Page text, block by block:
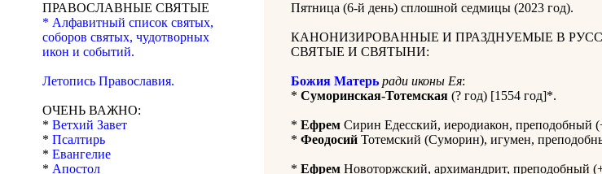
ПРАВОСЛАВНЫЕ СВЯТЫЕ
* Алфавитный список святых,
соборов святых, чудотворных
икон и событий.
Летопись Православия.
ОЧЕНЬ ВАЖНО:
* Ветхий Завет
* Псалтирь
* Евангелие
* Апостол
Пятница (6-й день) сплошной седмицы (2023 год).
КАНОНИЗИРОВАННЫЕ И ПРАЗДНУЕМЫЕ В
СВЯТЫЕ И СВЯТЫНИ:
Божия Матерь ради иконы Ея:
* Суморинская-Тотемская (? год) [1554 год]*.
* Ефрем Сирин Едесский, иеродиакон, преподобный
* Феодосий Тотемский (Суморин), игумен,
* Ефрем Новоторжский, архимандрит, преподобный